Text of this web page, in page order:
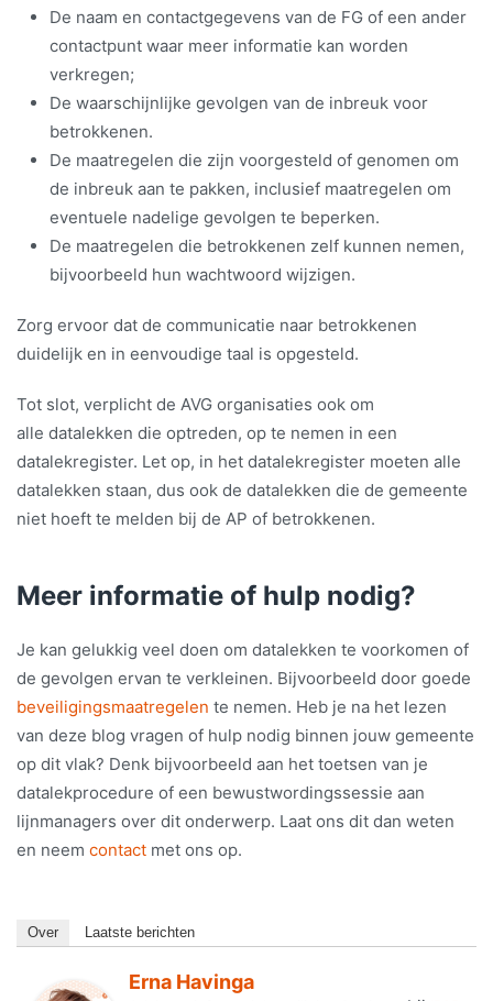
De naam en contactgegevens van de FG of een ander
contactpunt waar meer informatie kan worden
verkregen;
De waarschijnlijke gevolgen van de inbreuk voor
betrokkenen.
De maatregelen die zijn voorgesteld of genomen om
de inbreuk aan te pakken, inclusief maatregelen om
eventuele nadelige gevolgen te beperken.
De maatregelen die betrokkenen zelf kunnen nemen,
bijvoorbeeld hun wachtwoord wijzigen.
Zorg ervoor dat de communicatie naar betrokkenen
duidelijk en in eenvoudige taal is opgesteld.
Tot slot, verplicht de AVG organisaties ook om
alle datalekken die optreden, op te nemen in een
datalekregister. Let op, in het datalekregister moeten alle
datalekken staan, dus ook de datalekken die de gemeente
niet hoeft te melden bij de AP of betrokkenen.
Meer informatie of hulp nodig?
Je kan gelukkig veel doen om datalekken te voorkomen of
de gevolgen ervan te verkleinen. Bijvoorbeeld door goede
beveiligingsmaatregelen te nemen. Heb je na het lezen
van deze blog vragen of hulp nodig binnen jouw gemeente
op dit vlak? Denk bijvoorbeeld aan het toetsen van je
datalekprocedure of een bewustwordingssessie aan
lijnmanagers over dit onderwerp. Laat ons dit dan weten
en neem contact met ons op.
Over Laatste berichten
Erna Havinga